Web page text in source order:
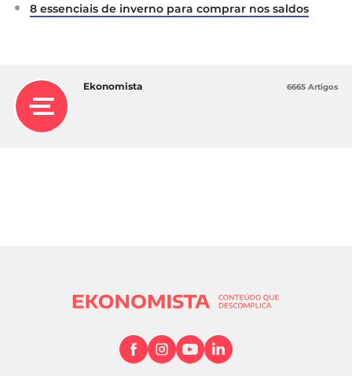
8 essenciais de inverno para comprar nos saldos
Ekonomista 6665 Artigos